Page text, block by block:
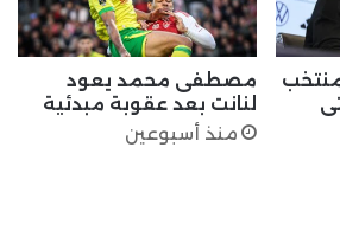
مصطفى محمد يعود
لنانت بعد عقوبة مبدئية
منذ أسبوعين